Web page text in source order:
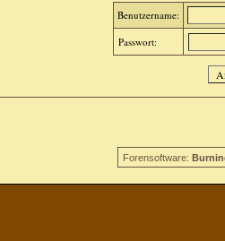
Benutzername:
Passwort:
Forensoftware: